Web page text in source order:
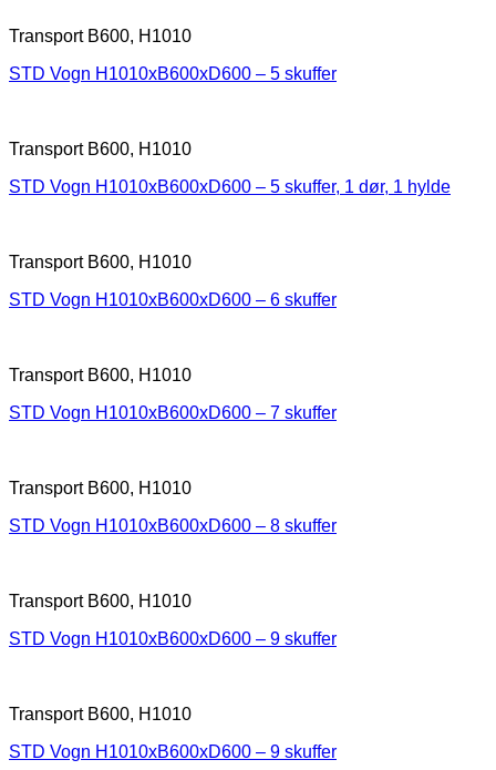
Transport B600, H1010
STD Vogn H1010xB600xD600 – 5 skuffer
Transport B600, H1010
STD Vogn H1010xB600xD600 – 5 skuffer, 1 dør, 1 hylde
Transport B600, H1010
STD Vogn H1010xB600xD600 – 6 skuffer
Transport B600, H1010
STD Vogn H1010xB600xD600 – 7 skuffer
Transport B600, H1010
STD Vogn H1010xB600xD600 – 8 skuffer
Transport B600, H1010
STD Vogn H1010xB600xD600 – 9 skuffer
Transport B600, H1010
STD Vogn H1010xB600xD600 – 9 skuffer